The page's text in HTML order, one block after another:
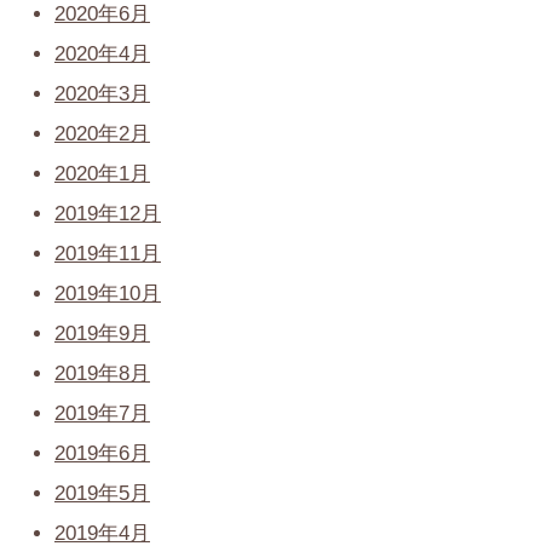
2020年6月
2020年4月
2020年3月
2020年2月
2020年1月
2019年12月
2019年11月
2019年10月
2019年9月
2019年8月
2019年7月
2019年6月
2019年5月
2019年4月